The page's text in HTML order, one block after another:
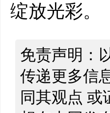
绽放光彩。
免责声明：
传递更多信
同其观点